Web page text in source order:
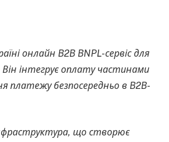
онлайн B2B BNPL-сервіс для
Він інтегрує оплату частинами
платежу безпосередньо в B2B-
що створює